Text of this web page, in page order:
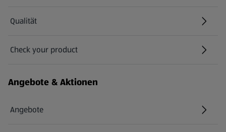
Qualität
Check your product
(öffnet in einem neuen Tab)
Angebote & Aktionen
Angebote